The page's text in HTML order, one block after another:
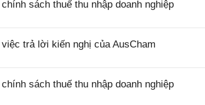
sách thuế thu nhập doanh nghiệp
trả lời kiến nghị của AusCham
sách thuế thu nhập doanh nghiệp